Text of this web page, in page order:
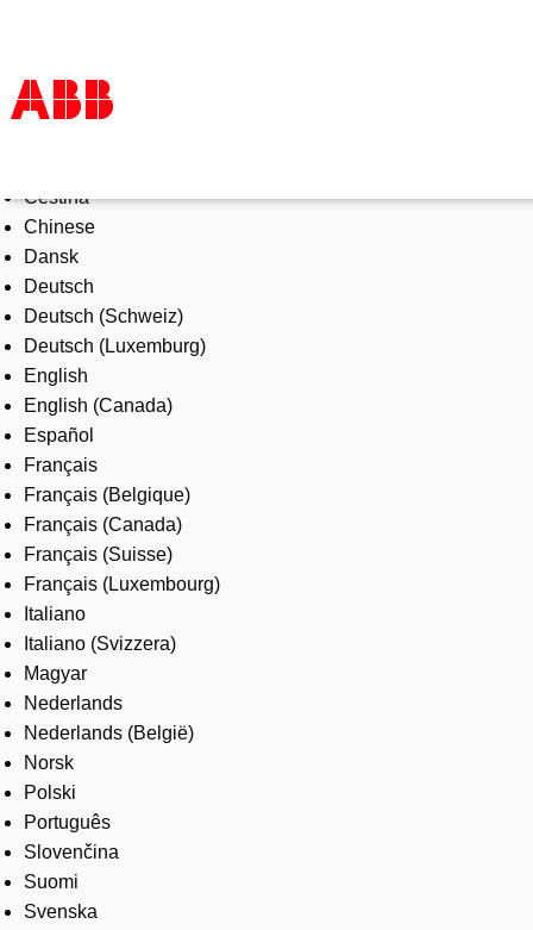
Products & Solutions
Industries
Services
About us
Where to buy
Contact us
Careers
Čeština
Chinese
Dansk
Deutsch
Deutsch (Schweiz)
Deutsch (Luxemburg)
English
English (Canada)
Español
Français
Français (Belgique)
Français (Canada)
Français (Suisse)
Français (Luxembourg)
Italiano
Italiano (Svizzera)
Magyar
Nederlands
Nederlands (België)
Norsk
Polski
Português
Slovenčina
Suomi
Svenska